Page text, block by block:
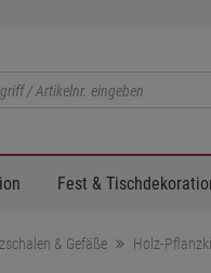
Fest &
& Gefäße Holz-